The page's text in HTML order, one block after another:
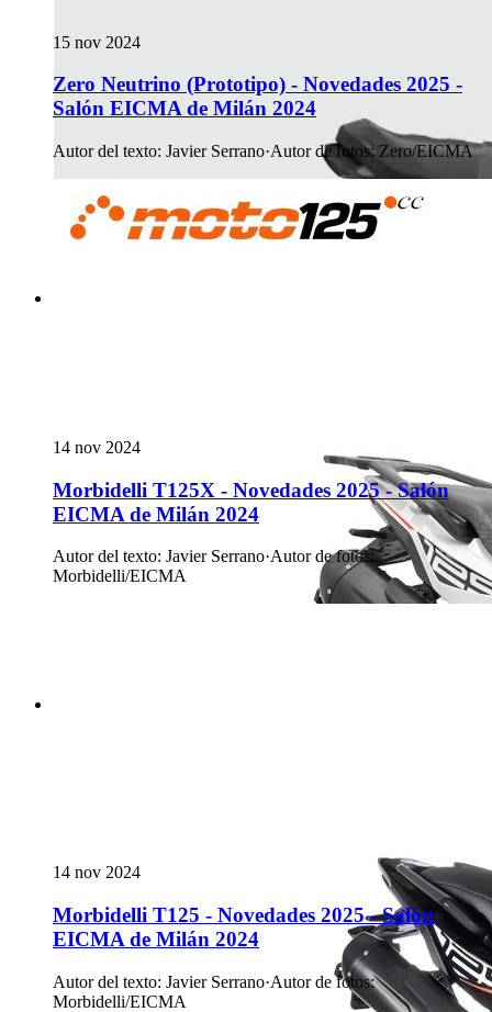
15 nov 2024
Zero Neutrino (Prototipo) - Novedades 2025 -
Salón EICMA de Milán 2024
Autor del texto: Javier Serrano·Autor de fotos: Zero/EICMA
14 nov 2024
Morbidelli T125X - Novedades 2025 - Salón
EICMA de Milán 2024
Autor del texto: Javier Serrano·Autor de fotos:
Morbidelli/EICMA
14 nov 2024
Morbidelli T125 - Novedades 2025 - Salón
EICMA de Milán 2024
Autor del texto: Javier Serrano·Autor de fotos:
Morbidelli/EICMA